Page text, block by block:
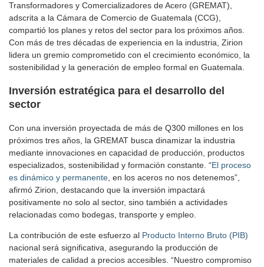
Transformadores y Comercializadores de Acero (GREMAT),
adscrita a la Cámara de Comercio de Guatemala (CCG),
compartió los planes y retos del sector para los próximos años.
Con más de tres décadas de experiencia en la industria, Zirion
lidera un gremio comprometido con el crecimiento económico, la
sostenibilidad y la generación de empleo formal en Guatemala.
Inversión estratégica para el desarrollo del
sector
Con una inversión proyectada de más de Q300 millones en los
próximos tres años, la GREMAT busca dinamizar la industria
mediante innovaciones en capacidad de producción, productos
especializados, sostenibilidad y formación constante. “El proceso
es dinámico y permanente, en los aceros no nos detenemos”,
afirmó Zirion, destacando que la inversión impactará
positivamente no solo al sector, sino también a actividades
relacionadas como bodegas, transporte y empleo.
La contribución de este esfuerzo al Producto Interno Bruto (PIB)
nacional será significativa, asegurando la producción de
materiales de calidad a precios accesibles. “Nuestro compromiso